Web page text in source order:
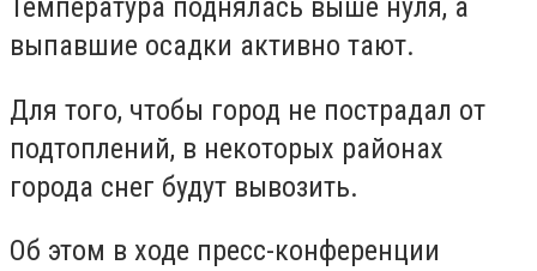
Температура поднялась выше нуля, а
выпавшие осадки активно тают.
Для того, чтобы город не пострадал от
подтоплений, в некоторых районах
города снег будут вывозить.
Об этом в ходе пресс-конференции